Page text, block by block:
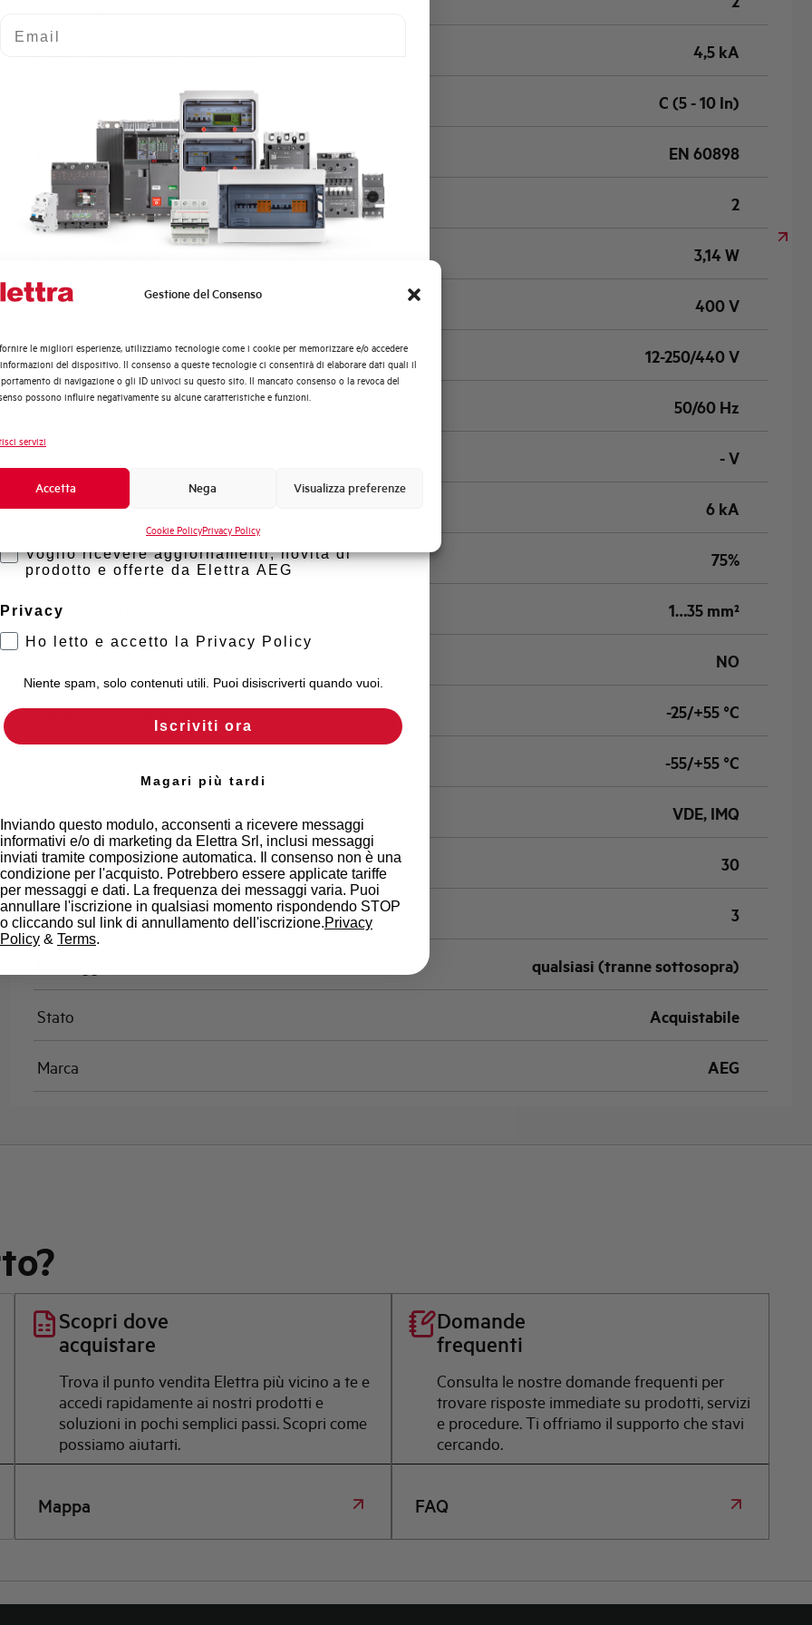
Gestione del Consenso
le migliori esperienze, utilizziamo tecnologie come i cookie per memorizzare e/o accedere
del dispositivo. Il consenso a queste tecnologie ci consentirà di elaborare dati quali il
di navigazione o gli ID univoci su questo sito. Il mancato consenso o la revoca del
possono influire negativamente su alcune caratteristiche e funzioni.
servizi
Accetta Nega Visualizza preferenze
Cookie PolicyPrivacy Policy
4,5 kA
C (5 - 10 In)
EN 60898
Numero moduli 2
3,14 W
Tensione nominale Ue AC 400 V
Tensione di impiego min-max AC 12-250/440 V
Frequenza 50/60 Hz
- V
Capacità di rottura EN60947-2 Icu a 400V 6 kA
Capacità di rottura di servizio Ics (%Icu) 75%
Capacità dei terminali 1…35 mm²
NO
Temperatura di impiego -25/+55 °C
-55/+55 °C
VDE, IMQ
Temperatura di riferimento (°C) 30
Classe di limitazione 3
qualsiasi (tranne sottosopra)
Stato Acquistabile
Marca AEG
Scopri dove
acquistare
Trova il punto vendita Elettra più vicino a te e
accedi rapidamente ai nostri prodotti e
soluzioni in pochi semplici passi. Scopri come
possiamo aiutarti.
Mappa
Domande
frequenti
Consulta le nostre domande frequenti per
trovare risposte immediate su prodotti, servizi
e procedure. Ti offriamo il supporto che stavi
cercando.
FAQ
Quali argomenti ti interessano di più?
Automazione Industriale
Fotovoltaico
Sistema Quadri
Formazione tecnica
Voglio ricevere aggiornamenti, novità di
prodotto e offerte da Elettra AEG
Privacy
Ho letto e accetto la Privacy Policy
Niente spam, solo contenuti utili. Puoi disiscriverti quando vuoi.
Iscriviti ora
Magari più tardi
Inviando questo modulo, acconsenti a ricevere messaggi
informativi e/o di marketing da Elettra Srl, inclusi messaggi
inviati tramite composizione automatica. Il consenso non è una
condizione per l'acquisto. Potrebbero essere applicate tariffe
per messaggi e dati. La frequenza dei messaggi varia. Puoi
annullare l'iscrizione in qualsiasi momento rispondendo STOP
o cliccando sul link di annullamento dell'iscrizione.Privacy
Policy & Terms.